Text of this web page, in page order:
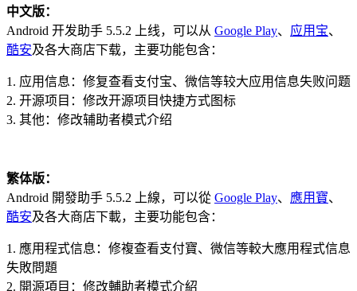
中文版：
Android 开发助手 5.5.2 上线，可以从 Google Play、 应用宝、
酷安及各大商店下载，主要功能包含：
1. 应用信息：修复查看支付宝、微信等较大应用信息失败问题
2. 开源项目：修改开源项目快捷方式图标
3. 其他：修改辅助者模式介绍
繁体版：
Android 開發助手 5.5.2 上線，可以從 Google Play、 應用寶、
酷安及各大商店下載，主要功能包含：
1. 應用程式信息：修複查看支付寶、微信等較大應用程式信息
失敗問題
2. 開源項目：修改輔助者模式介紹